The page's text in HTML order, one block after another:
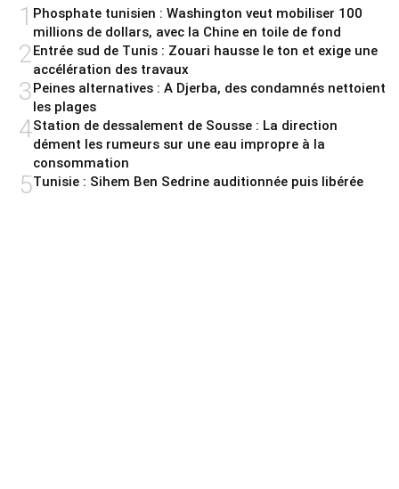
1 Phosphate tunisien : Washington veut mobiliser 100
millions de dollars, avec la Chine en toile de fond
2 Entrée sud de Tunis : Zouari hausse le ton et exige une
accélération des travaux
3Peines alternatives : A Djerba, des condamnés nettoient
les plages
4Station de dessalement de Sousse : La direction
dément les rumeurs sur une eau impropre à la
consommation
5Tunisie : Sihem Ben Sedrine auditionnée puis libérée